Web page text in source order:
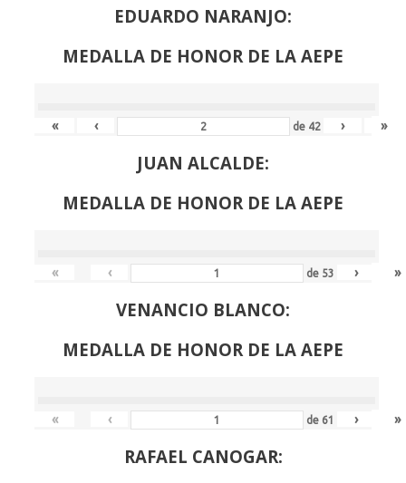
EDUARDO NARANJO:
MEDALLA DE HONOR DE LA AEPE
« ‹ de 42 › »
JUAN ALCALDE:
MEDALLA DE HONOR DE LA AEPE
« ‹ de 53 › »
VENANCIO BLANCO:
MEDALLA DE HONOR DE LA AEPE
« ‹ de 61 › »
RAFAEL CANOGAR: